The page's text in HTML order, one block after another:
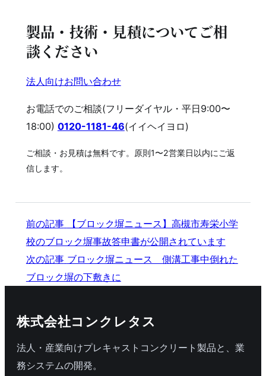
製品・技術・見積についてご相
談ください
法人向けお問い合わせ
お電話でのご相談(フリーダイヤル・平日9:00〜
18:00) 0120-1181-46(イイヘイヨロ)
ご相談・お見積は無料です。原則1〜2営業日以内にご返
信します。
前の記事
【ブロック塀ニュース】高槻市寿栄小学
校のブロック塀事故答申書が公開されています
次の記事 ブロック塀ニュース 側溝工事中倒れた
ブロック塀の下敷きに
株式会社コンクレタス
法人・産業向けプレキャストコンクリート製品と、業
務システムの開発。